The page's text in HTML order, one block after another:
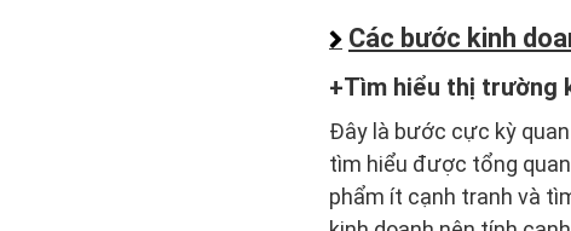
Các bước kinh
Tìm hiểu thị trường
Đây là bước cực kỳ
tìm hiểu được tổng
phẩm ít cạnh tranh và